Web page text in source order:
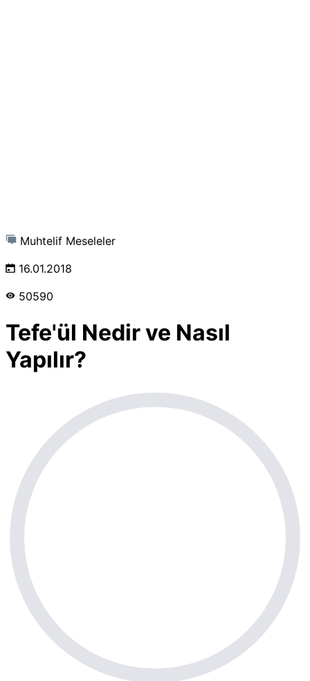
Muhtelif Meseleler
16.01.2018
50590
Tefe'ül Nedir ve Nasıl
Yapılır?